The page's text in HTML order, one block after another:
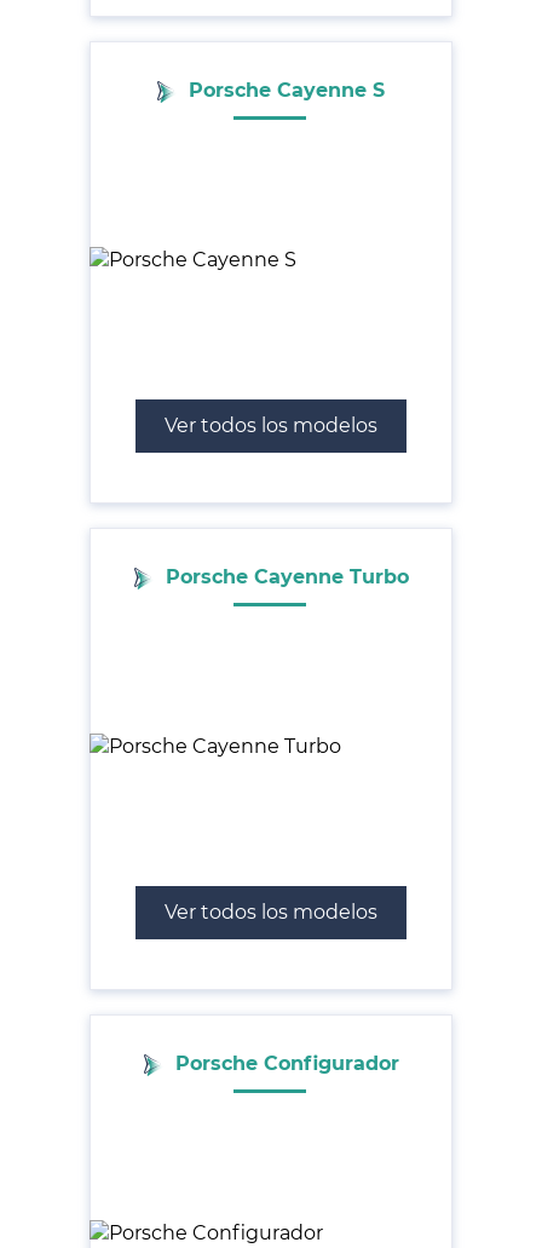
Porsche Cayenne S
Ver todos los modelos
Porsche Cayenne Turbo
Ver todos los modelos
Porsche Configurador